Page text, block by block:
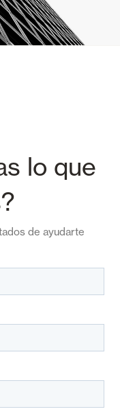
lo que
de ayudarte